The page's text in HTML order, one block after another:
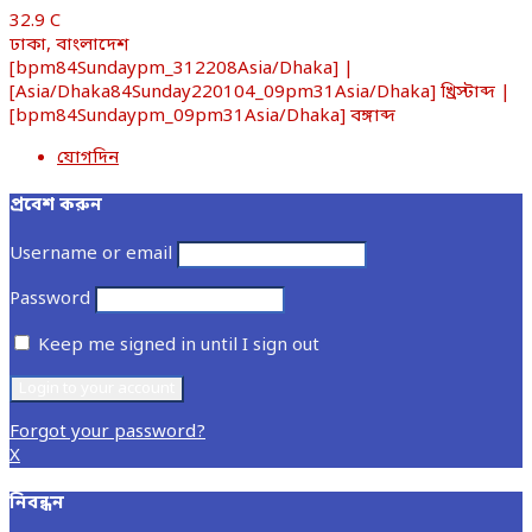
32.9 C
ঢাকা, বাংলাদেশ
[bpm84Sundaypm_312208Asia/Dhaka] |
[Asia/Dhaka84Sunday220104_09pm31Asia/Dhaka] খ্রিস্টাব্দ |
[bpm84Sundaypm_09pm31Asia/Dhaka] বঙ্গাব্দ
যোগদিন
প্রবেশ করুন
Username or email
Password
Keep me signed in until I sign out
Forgot your password?
X
নিবন্ধন